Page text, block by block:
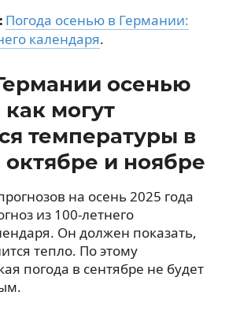
Погода осенью в Германии:
календаря.
осенью
как могут
температуры в
октябре и ноябре
на осень 2025 года
из 100-летнего
Он должен показать,
тепло. По этому
погода в сентябре не будет